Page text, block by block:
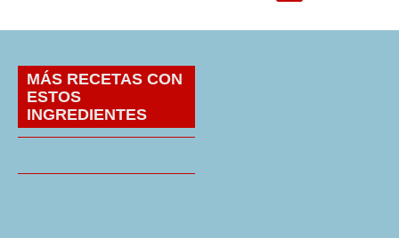
MÁS RECETAS CON
ESTOS
INGREDIENTES